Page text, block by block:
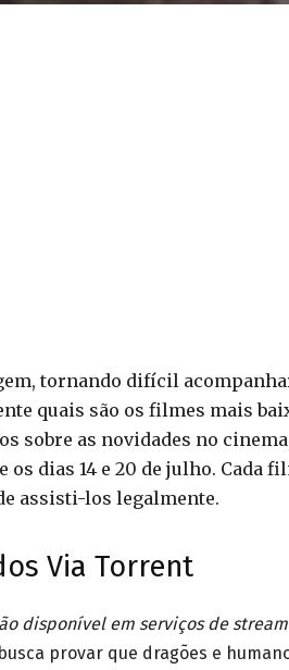
tornando difícil
quais são os filmes mais
sobre as novidades no
dias 14 e 20 de julho. Cada
assisti-los legalmente.
Via Torrent
disponível em serviços de
provar que dragões e